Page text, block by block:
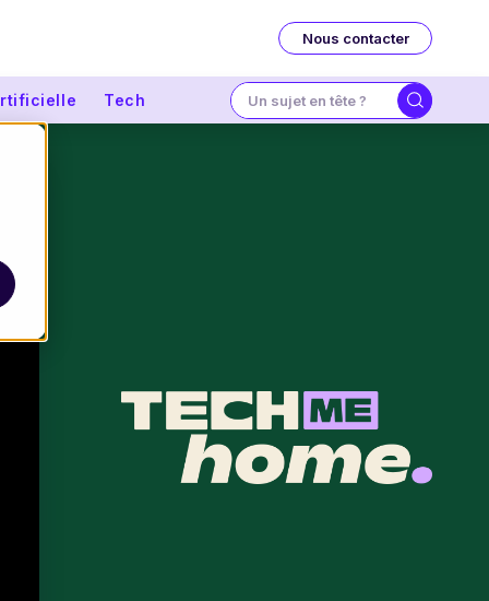
Nous contacter
Tech